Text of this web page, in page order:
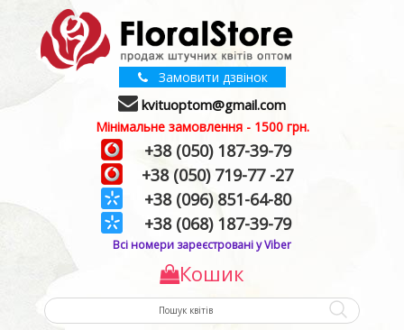
Замовити дзвінок
kvituoptom@gmail.com
Мінімальне замовлення - 1500 грн.
+38 (050) 187-39-79
+38 (050) 719-77 -27
+38 (096) 851-64-80
+38 (068) 187-39-79
Всі номери зареєстровані у Viber
Кошик